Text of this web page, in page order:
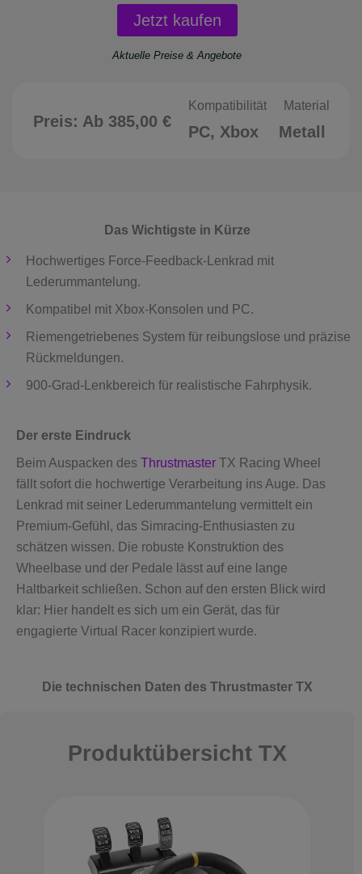
Jetzt kaufen
Aktuelle Preise & Angebote
Preis: Ab 385,00 €
Kompatibilität
PC, Xbox
Material
Metall
Das Wichtigste in Kürze
Hochwertiges Force-Feedback-Lenkrad mit
Lederummantelung.
Kompatibel mit Xbox-Konsolen und PC.
Riemengetriebenes System für reibungslose und präzise
Rückmeldungen.
900-Grad-Lenkbereich für realistische Fahrphysik.
Der erste Eindruck
Beim Auspacken des Thrustmaster TX Racing Wheel
fällt sofort die hochwertige Verarbeitung ins Auge. Das
Lenkrad mit seiner Lederummantelung vermittelt ein
Premium-Gefühl, das Simracing-Enthusiasten zu
schätzen wissen. Die robuste Konstruktion des
Wheelbase und der Pedale lässt auf eine lange
Haltbarkeit schließen. Schon auf den ersten Blick wird
klar: Hier handelt es sich um ein Gerät, das für
engagierte Virtual Racer konzipiert wurde.
Die technischen Daten des Thrustmaster TX
Produktübersicht TX